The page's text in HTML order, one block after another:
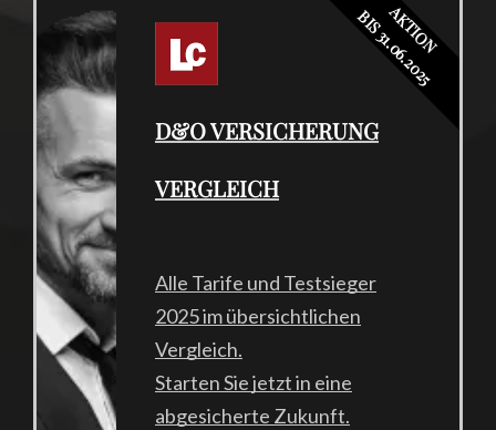
D&O VERSICHERUNG
VERGLEICH
Alle Tarife und Testsieger
2025 im übersichtlichen
Vergleich.
Starten Sie jetzt in eine
abgesicherte Zukunft.
AKTION
BIS 31.06.2025